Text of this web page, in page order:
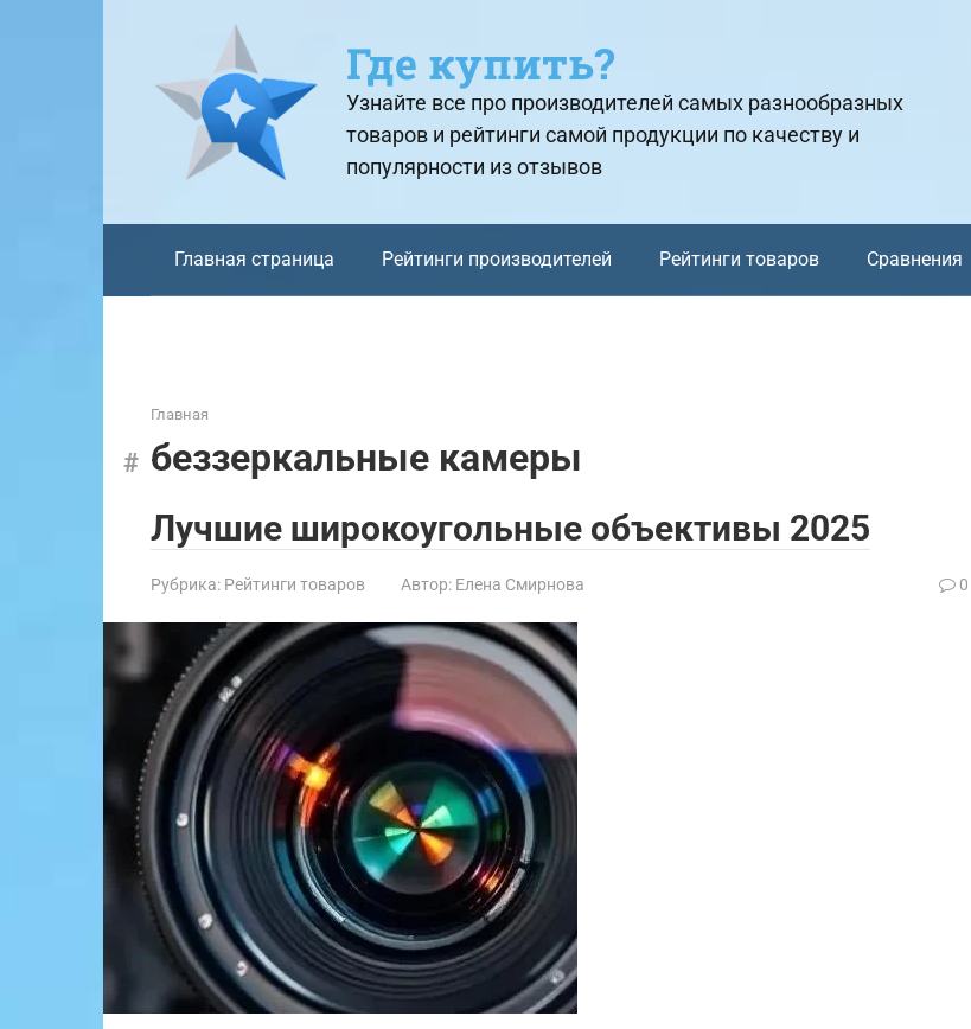
Где купить?
Узнайте все про производителей самых разнообразных
товаров и рейтинги самой продукции по качеству и
популярности из отзывов
Главная страница Рейтинги производителей Рейтинги товаров Сравнения
Главная
беззеркальные камеры
Лучшие широкоугольные объективы 2025
Рубрика: Рейтинги товаров Автор: Елена Смирнова 0